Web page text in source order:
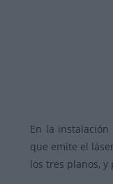
En la
que emite el
los tres planos,